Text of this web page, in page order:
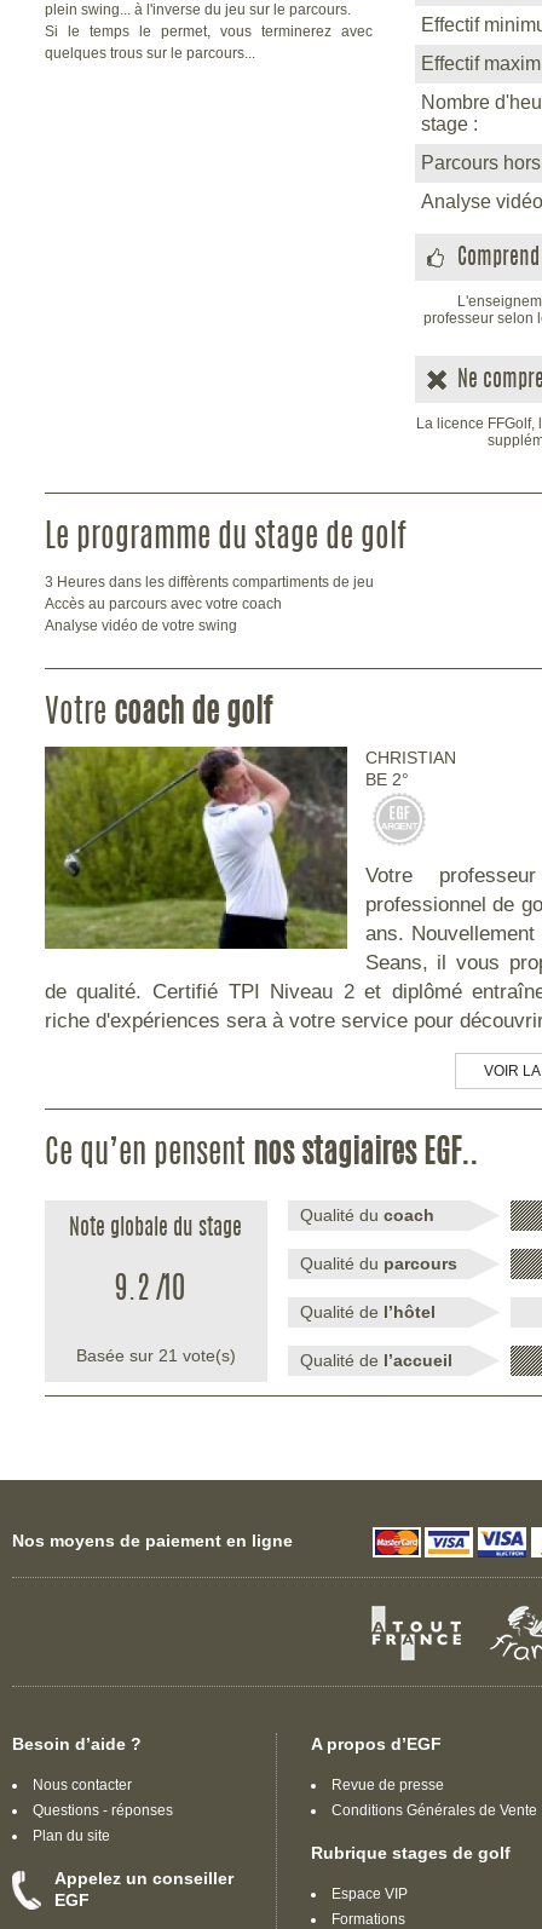
Effectif
Effectif
Nombre
stage :
Parcours
Analyse
professeur selon
Ne
La licence
plein swing... à l'inverse du jeu sur le parcours.
Si le temps le permet, vous terminerez avec
quelques trous sur le parcours...
Le programme du stage de golf
3 Heures dans les diffèrents compartiments de jeu
Accès au parcours avec votre coach
Analyse vidéo de votre swing
Votre coach de golf
CHRISTIAN
BE 2°
Votre
professionnel de
ans.
Seans, il vous
de qualité. Certifié TPI Niveau 2 et diplômé
riche d'expériences sera à votre service pour
VOIR
Ce qu’en pensent nos stagiaires EGF..
Note globale du stage
9.2 /
10
Basée sur 21 vote(s)
Qualité ducoach
Qualité du parcours
Qualité de l’hôtel
Qualité de l’accueil
Nos moyens de paiement en ligne
Besoin d’aide ?
Nous contacter
Questions - réponses
Plan du site
Appelez un conseiller
EGF
A propos d’EGF
Revue de presse
Conditions Générales de Vente
Rubrique stages de golf
Espace VIP
Formations